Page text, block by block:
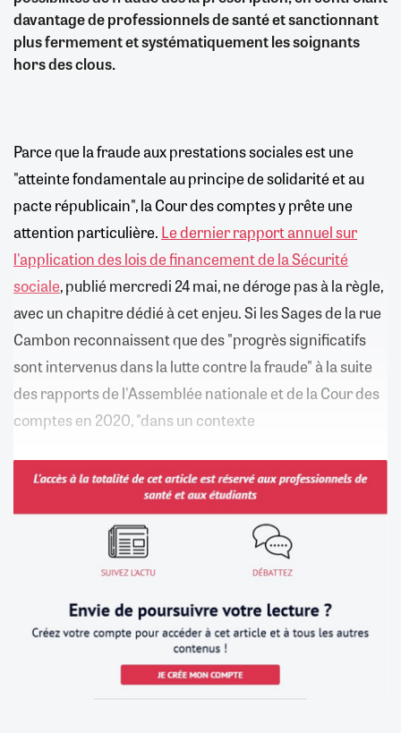
davantage de professionnels de santé et sanctionnant
plus fermement et systématiquement les soignants
hors des clous.
Parce que la fraude aux prestations sociales est une
"atteinte fondamentale au principe de solidarité et au
pacte républicain", la Cour des comptes y prête une
attention particulière. Le dernier rapport annuel sur
l'application des lois de financement de la Sécurité
sociale, publié mercredi 24 mai, ne déroge pas à la règle,
avec un chapitre dédié à cet enjeu. Si les Sages de la rue
Cambon reconnaissent que des "progrès significatifs
sont intervenus dans la lutte contre la fraude" à la suite
des rapports de l'Assemblée nationale et de la Cour des
comptes en 2020, "dans un contexte